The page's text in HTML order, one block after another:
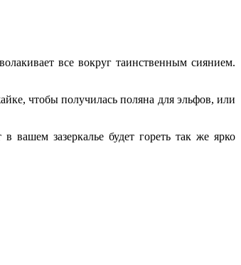
все вокруг таинственным сиянием.
чтобы получилась поляна для эльфов, или
зазеркалье будет гореть так же ярко